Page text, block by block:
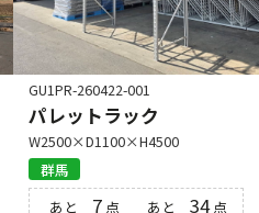
GU1PR-260422-001
パレットラック
W2500×D1100×H4500
群馬
あと 7 点 あと34点